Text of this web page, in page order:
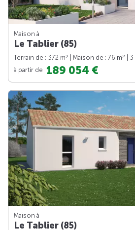
Maison à
Le Tablier (85)
Terrain de : 372 m2 | Maison de : 76 m2
|
à partir de 189 054 €
Maison à
Le Tablier (85)